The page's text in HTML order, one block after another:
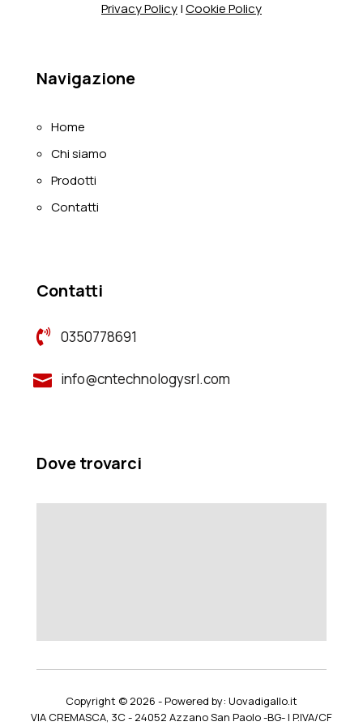
Privacy Policy|Cookie Policy
Navigazione
Home
Chi siamo
Prodotti
Contatti
Contatti
 0350778691
 info@cntechnologysrl.com
Dove trovarci
Copyright © 2026 -Powered by: Uovadigallo.it
VIA CREMASCA, 3C - 24052 Azzano San Paolo -BG- | P.IVA/CF